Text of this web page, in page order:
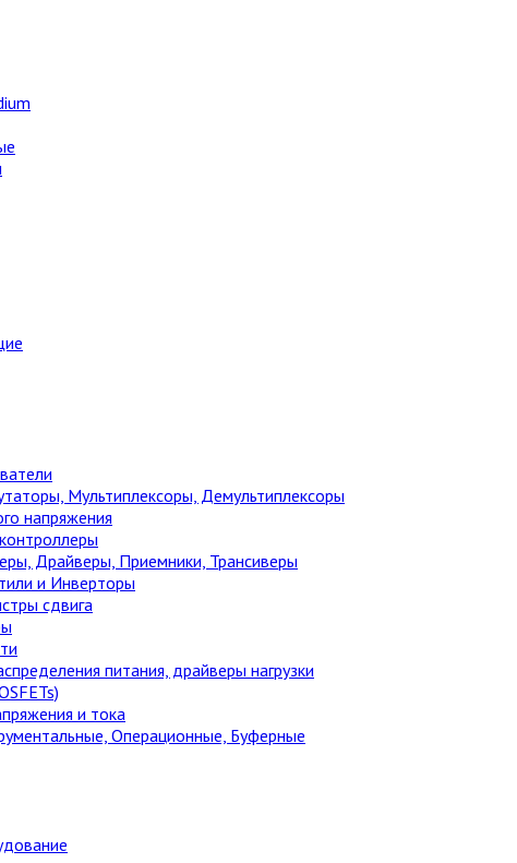
Мультиплексоры, Демультиплексоры
напряжения
Драйверы, Приемники, Трансиверы
и Инверторы
сдвига
питания, драйверы нагрузки
и тока
Операционные, Буферные